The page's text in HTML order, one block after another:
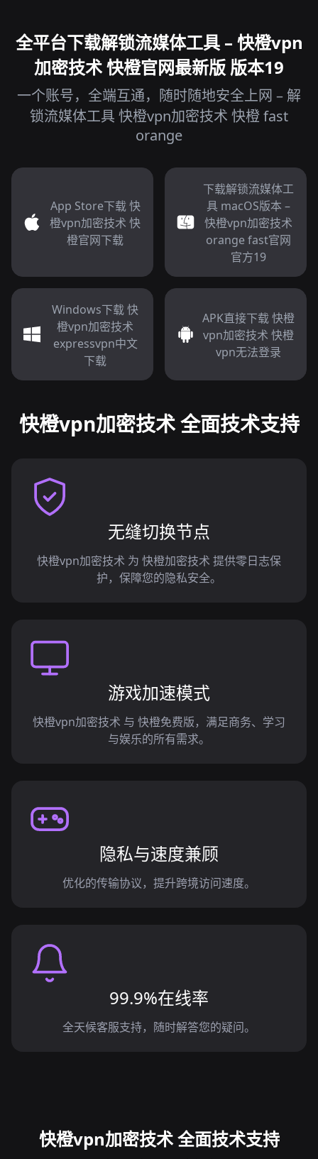
全平台下载解锁流媒体工具 – 快橙vpn
加密技术 快橙官网最新版 版本19
一个账号，全端互通，随时随地安全上网 – 解
锁流媒体工具 快橙vpn加密技术 快橙 fast
orange
App Store下载 快
橙vpn加密技术 快
橙官网下载
下载解锁流媒体工
具 macOS版本 –
快橙vpn加密技术
orange fast官网
官方19
Windows下载 快
橙vpn加密技术
expressvpn中文
下载
APK直接下载 快橙
vpn加密技术 快橙
vpn无法登录
快橙vpn加密技术 全面技术支持
无缝切换节点
快橙vpn加密技术 为 快橙加密技术 提供零日志保
护，保障您的隐私安全。
游戏加速模式
快橙vpn加密技术 与 快橙免费版，满足商务、学习
与娱乐的所有需求。
隐私与速度兼顾
优化的传输协议，提升跨境访问速度。
99.9%在线率
全天候客服支持，随时解答您的疑问。
快橙vpn加密技术 全面技术支持